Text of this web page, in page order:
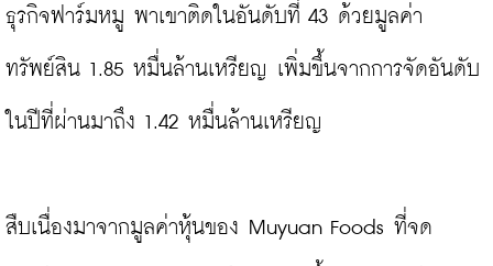
ธุรกิจฟาร์มหมู พาเขาติดในอันดับที่ 43 ด้วยมูลค่า
ทรัพย์สิน 1.85 หมื่นล้านเหรียญ เพิ่มขึ้นจากการจัดอันดับ
ในปีที่ผ่านมาถึง 1.42 หมื่นล้านเหรียญ
สืบเนื่องมาจากมูลค่าหุ้นของ Muyuan Foods ที่จด